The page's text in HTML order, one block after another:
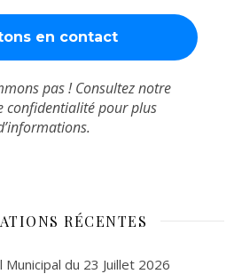
pas ! Consultez notre
confidentialitépour plus
RÉCENTES
du 23 Juillet 2026